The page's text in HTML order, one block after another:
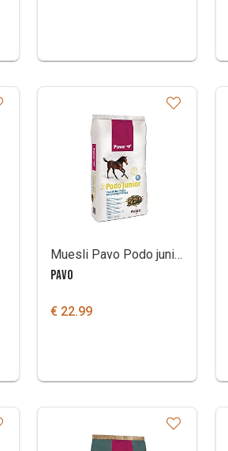
Muesli Pavo Podo junior
PAVO
€ 22.99